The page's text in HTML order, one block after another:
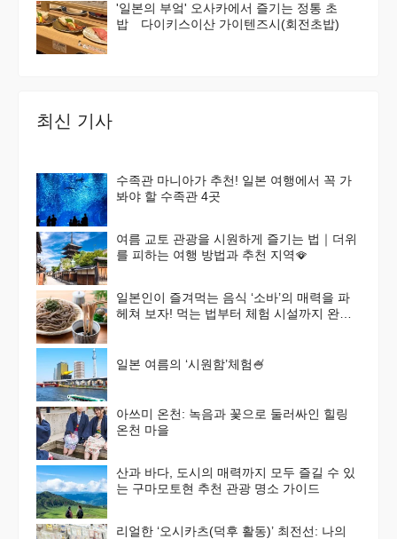
'일본의 부엌' 오사카에서 즐기는 정통 초
밥 다이키스이산 가이텐즈시(회전초밥)
최신 기사
수족관 마니아가 추천! 일본 여행에서 꼭 가
봐야 할 수족관 4곳
여름 교토 관광을 시원하게 즐기는 법｜더위
를 피하는 여행 방법과 추천 지역🪭
일본인이 즐겨먹는 음식 ‘소바’의 매력을 파
헤쳐 보자! 먹는 법부터 체험 시설까지 완벽
일본 여름의 ‘시원함’체험🍧
아쓰미 온천: 녹음과 꽃으로 둘러싸인 힐링
온천 마을
산과 바다, 도시의 매력까지 모두 즐길 수 있
는 구마모토현 추천 관광 명소 가이드
리얼한 ‘오시카츠(덕후 활동)’ 최전선: 나의